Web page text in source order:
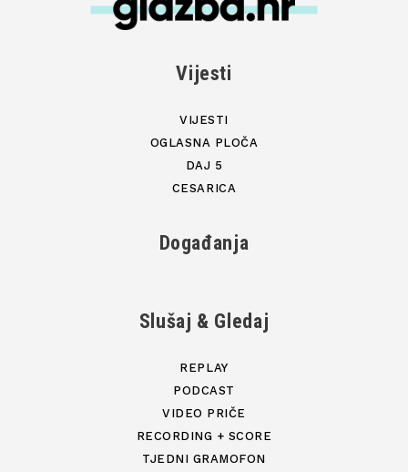
Vijesti
VIJESTI
OGLASNA PLOČA
DAJ 5
CESARICA
Događanja
Slušaj & Gledaj
REPLAY
PODCAST
VIDEO PRIČE
RECORDING + SCORE
TJEDNI GRAMOFON